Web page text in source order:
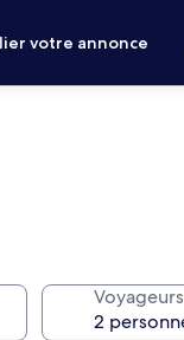
votre annonce
Voyageurs